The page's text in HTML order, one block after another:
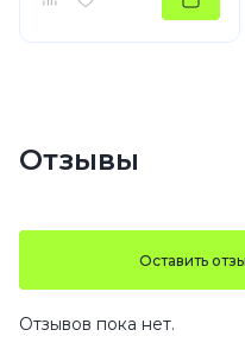
Отзывы
Оставить
Отзывов пока нет.